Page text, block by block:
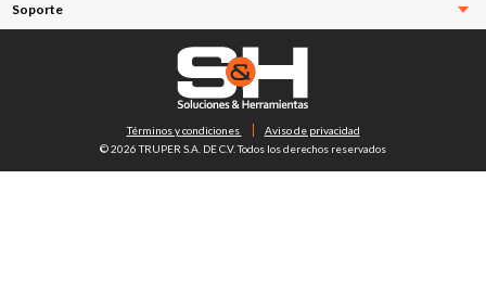
Soporte
Términos y condiciones
Aviso de privacidad
© 2026 TRUPER S.A. DE C.V. Todos los derechos reservados